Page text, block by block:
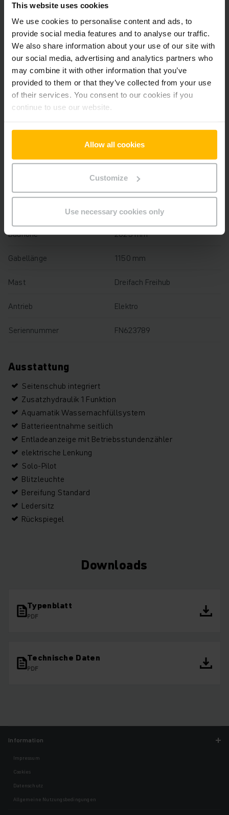
This website uses cookies
We use cookies to personalise content and ads, to
provide social media features and to analyse our traffic.
We also share information about your use of our site with
our social media, advertising and analytics partners who
may combine it with other information that you’ve
provided to them or that they’ve collected from your use
of their services. You consent to our cookies if you
continue to use our website.
Allow all cookies
Customize
Use necessary cookies only
Ausstattungen des Fahrzeugs.
Technische Daten
Blei-Säure, 48 V / 500 Ah
Ladegerät Ja, 48 V / 100 A
Batterie Aufarbeitungsjahr
Hubhöhe 4400 mm
2200 kg
3184 h
Bauhöhe 2025 mm
Gabellänge 1150 mm
Mast Dreifach Freihub
Antrieb Elektro
Seriennummer FN623789
Ausstattung
Seitenschub integriert
Zusatzhydraulik 1 Funktion
Aquamatik Wassernachfüllsystem
Batterieentnahme seitlich
Entladeanzeige mit Betriebsstundenzähler
elektrische Lenkung
Solo-Pilot
Blitzleuchte
Bereifung Standard
Ledersitz
Rückspiegel
Downloads
Typenblatt
PDF
Technische Daten
PDF
Information
Impressum
Cookies
Datenschutz
Allgemeine Nutzungsbedingungen